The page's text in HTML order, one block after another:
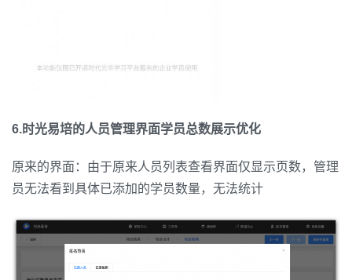
6.时光易培的人员管理界面学员总数展示优化
原来的界面：由于原来人员列表查看界面仅显示页数，管理
员无法看到具体已添加的学员数量，无法统计